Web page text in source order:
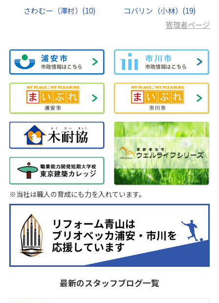
さわむー（澤村） (10) コバリン（小林） (19)
管理者ページ
※当社は職人の育成にも力を入れています。
最新のスタッフブログ一覧